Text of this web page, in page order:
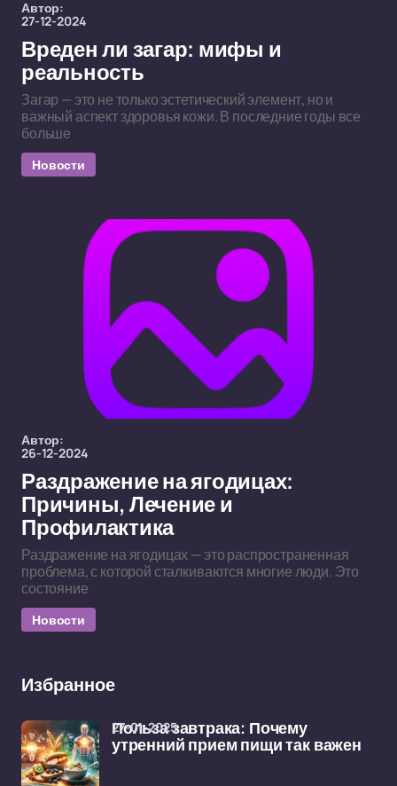
Автор:
27-12-2024
Вреден ли загар: мифы и
реальность
Загар — это не только эстетический элемент, но и
важный аспект здоровья кожи. В последние годы все
больше
Новости
Автор:
26-12-2024
Раздражение на ягодицах:
Причины, Лечение и
Профилактика
Раздражение на ягодицах — это распространенная
проблема, с которой сталкиваются многие люди. Это
состояние
Новости
Избранное
Польза завтрака: Почему
утренний прием пищи так важен
27-01-2025